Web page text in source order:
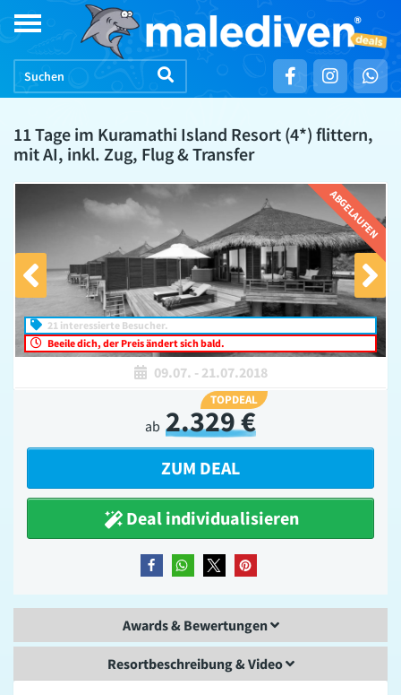
Skip
Toggle
navigation
11 Tage im Kuramathi Island Resort (4*) flittern,
mit AI, inkl. Zug, Flug & Transfer
ABGELAUFEN
09.07. - 21.07.2018
21 interessierte Besucher.
Beeile dich, der Preis ändert sich bald.
ab 2.329 €
TOPDEAL
ZUM DEAL
Deal individualisieren
Awards & Bewertungen
Resortbeschreibung & Video